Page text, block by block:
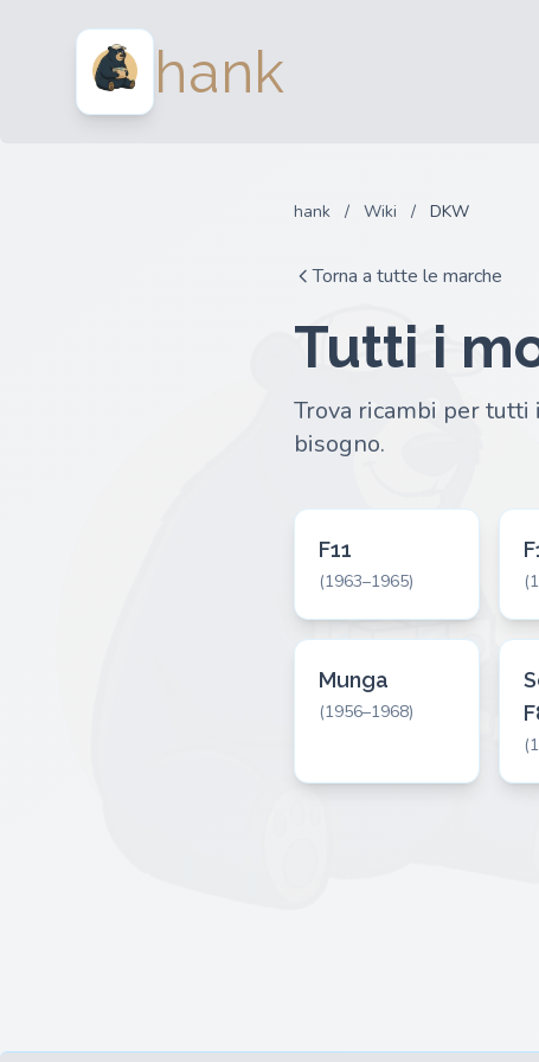
hank
hank / Wiki / DKW
Torna a tutte le marche
Tutti i
Trova ricambi per
bisogno.
F11
(1963–1965)
Munga
(1956–1968)